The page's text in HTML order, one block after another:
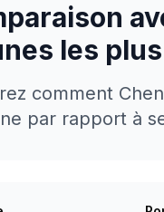
les
comment
par rapport à